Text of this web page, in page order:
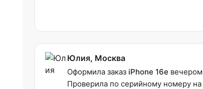
Юлия, Москва
Оформила заказ iPhone 16e
Проверила по серийному номеру